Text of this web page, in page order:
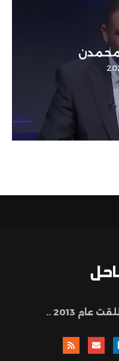
محمدن
2013 ..